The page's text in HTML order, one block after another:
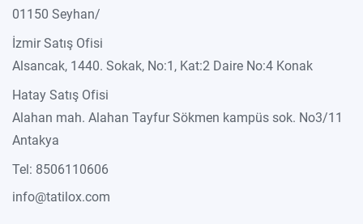
01150 Seyhan/
İzmir Satış Ofisi
Alsancak, 1440. Sokak, No:1, Kat:2 Daire No:4 Konak
Hatay Satış Ofisi
Alahan mah. Alahan Tayfur Sökmen kampüs sok. No3/11
Antakya
Tel: 8506110606
info@tatilox.com